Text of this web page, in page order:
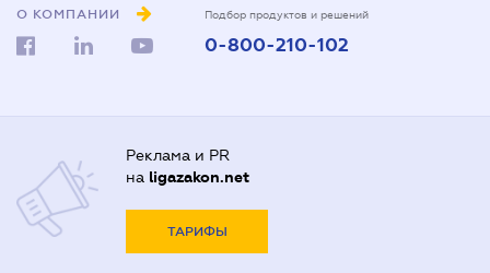
О КОМПАНИИ Подбор продуктов и решений
0-800-210-102
Реклама и PR
на ligazakon.net
ТАРИФЫ